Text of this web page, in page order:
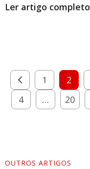
Ler artigo completo
1 2
4
… 20
OUTROS ARTIGOS